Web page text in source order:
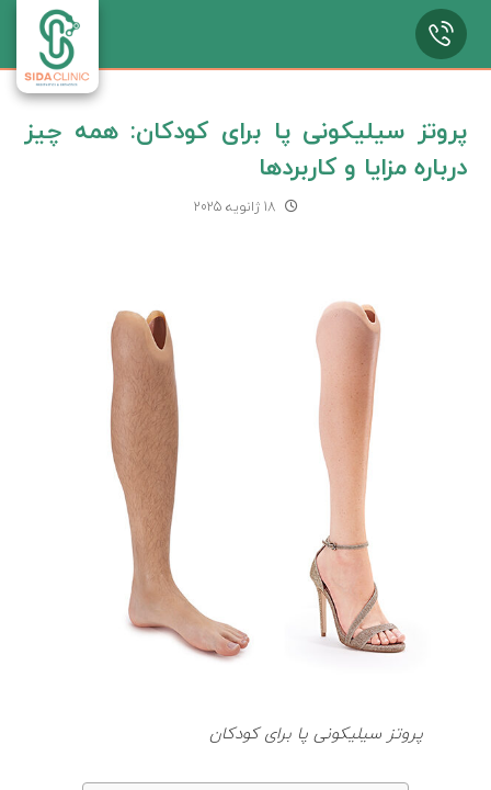
پروتز سیلیکونی پا برای کودکان: همه چیز
درباره مزایا و کاربردها
18 ژانویه 2025
پروتز سیلیکونی پا برای کودکان